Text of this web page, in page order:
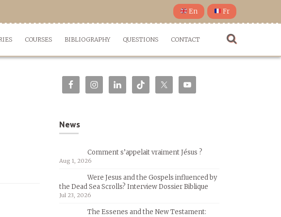
En Fr
COURSES BIBLIOGRAPHY QUESTIONS CONTACT
News
Comment s’appelait vraiment Jésus ?
Aug 1, 2026
Were Jesus and the Gospels influenced by
the Dead Sea Scrolls? Interview Dossier Biblique
Jul 23, 2026
The Essenes and the New Testament: